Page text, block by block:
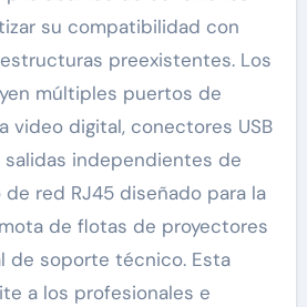
su compatibilidad con
preexistentes. Los
múltiples puertos de
video digital, conectores USB
independientes de
red RJ45 diseñado para la
de flotas de proyectores
de soporte técnico. Esta
a los profesionales e